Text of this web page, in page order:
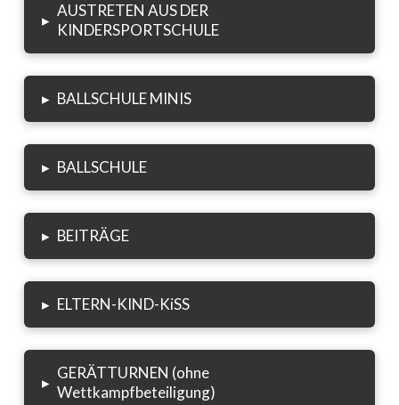
▸
AUSTRETEN AUS DER
KINDERSPORTSCHULE
▸ BALLSCHULE MINIS
▸ BALLSCHULE
▸ BEITRÄGE
▸ ELTERN-KIND-KiSS
▸
GERÄTTURNEN (ohne
Wettkampfbeteiligung)